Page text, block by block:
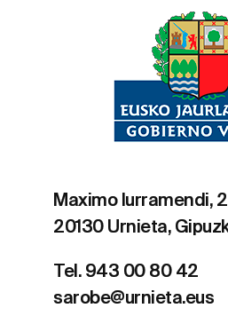
Maximo Iurramendi, 2
20130 Urnieta,
Tel. 943 00 80 42
sarobe@urnieta.eus